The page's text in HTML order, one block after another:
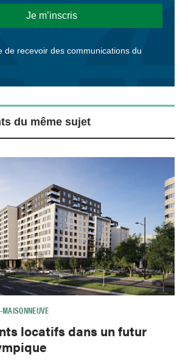
de recevoir des communications du
du même sujet
locatifs dans un futur